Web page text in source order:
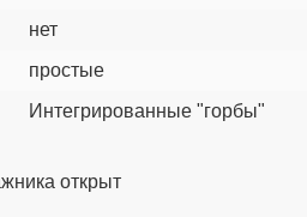
нет
простые
Интегрированные "горбы"
открыт